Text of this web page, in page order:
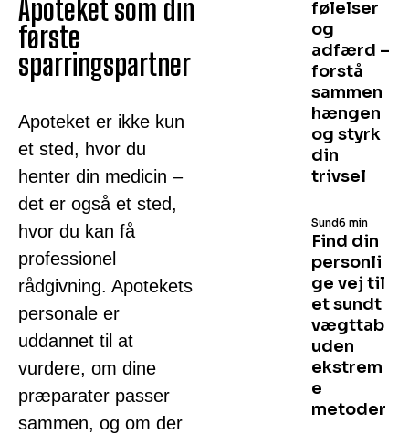
Apoteket som din
første
sparringspartner
Apoteket er ikke kun
et sted, hvor du
henter din medicin –
det er også et sted,
hvor du kan få
professionel
rådgivning. Apotekets
personale er
uddannet til at
vurdere, om dine
præparater passer
sammen, og om der
følelser
og
adfærd –
forstå
sammen
hængen
og styrk
din
trivsel
Find din
personli
ge vej til
et sundt
vægttab
uden
ekstrem
e
metoder
Sund6 min